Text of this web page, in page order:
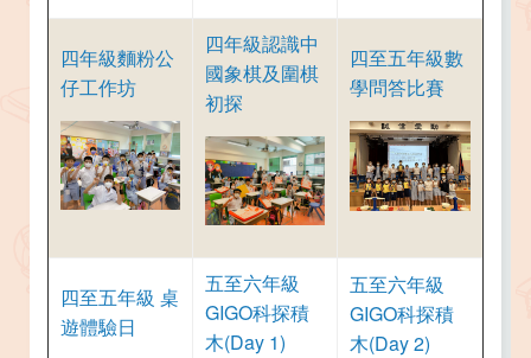
四年級麵粉公
仔工作坊
四年級認識中
國象棋及圍棋
初探
四至五年級數
學問答比賽
四至五年級 桌
遊體驗日​​​​​​​
五至六年級
GIGO科探積
木(Day 1)
五至六年級
GIGO科探積
木(Day 2)